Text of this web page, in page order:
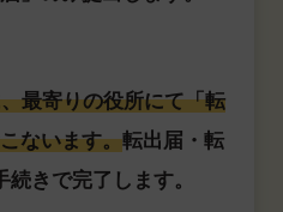
最寄りの役所にて「転
ないます。転出届・転
きで完了します。